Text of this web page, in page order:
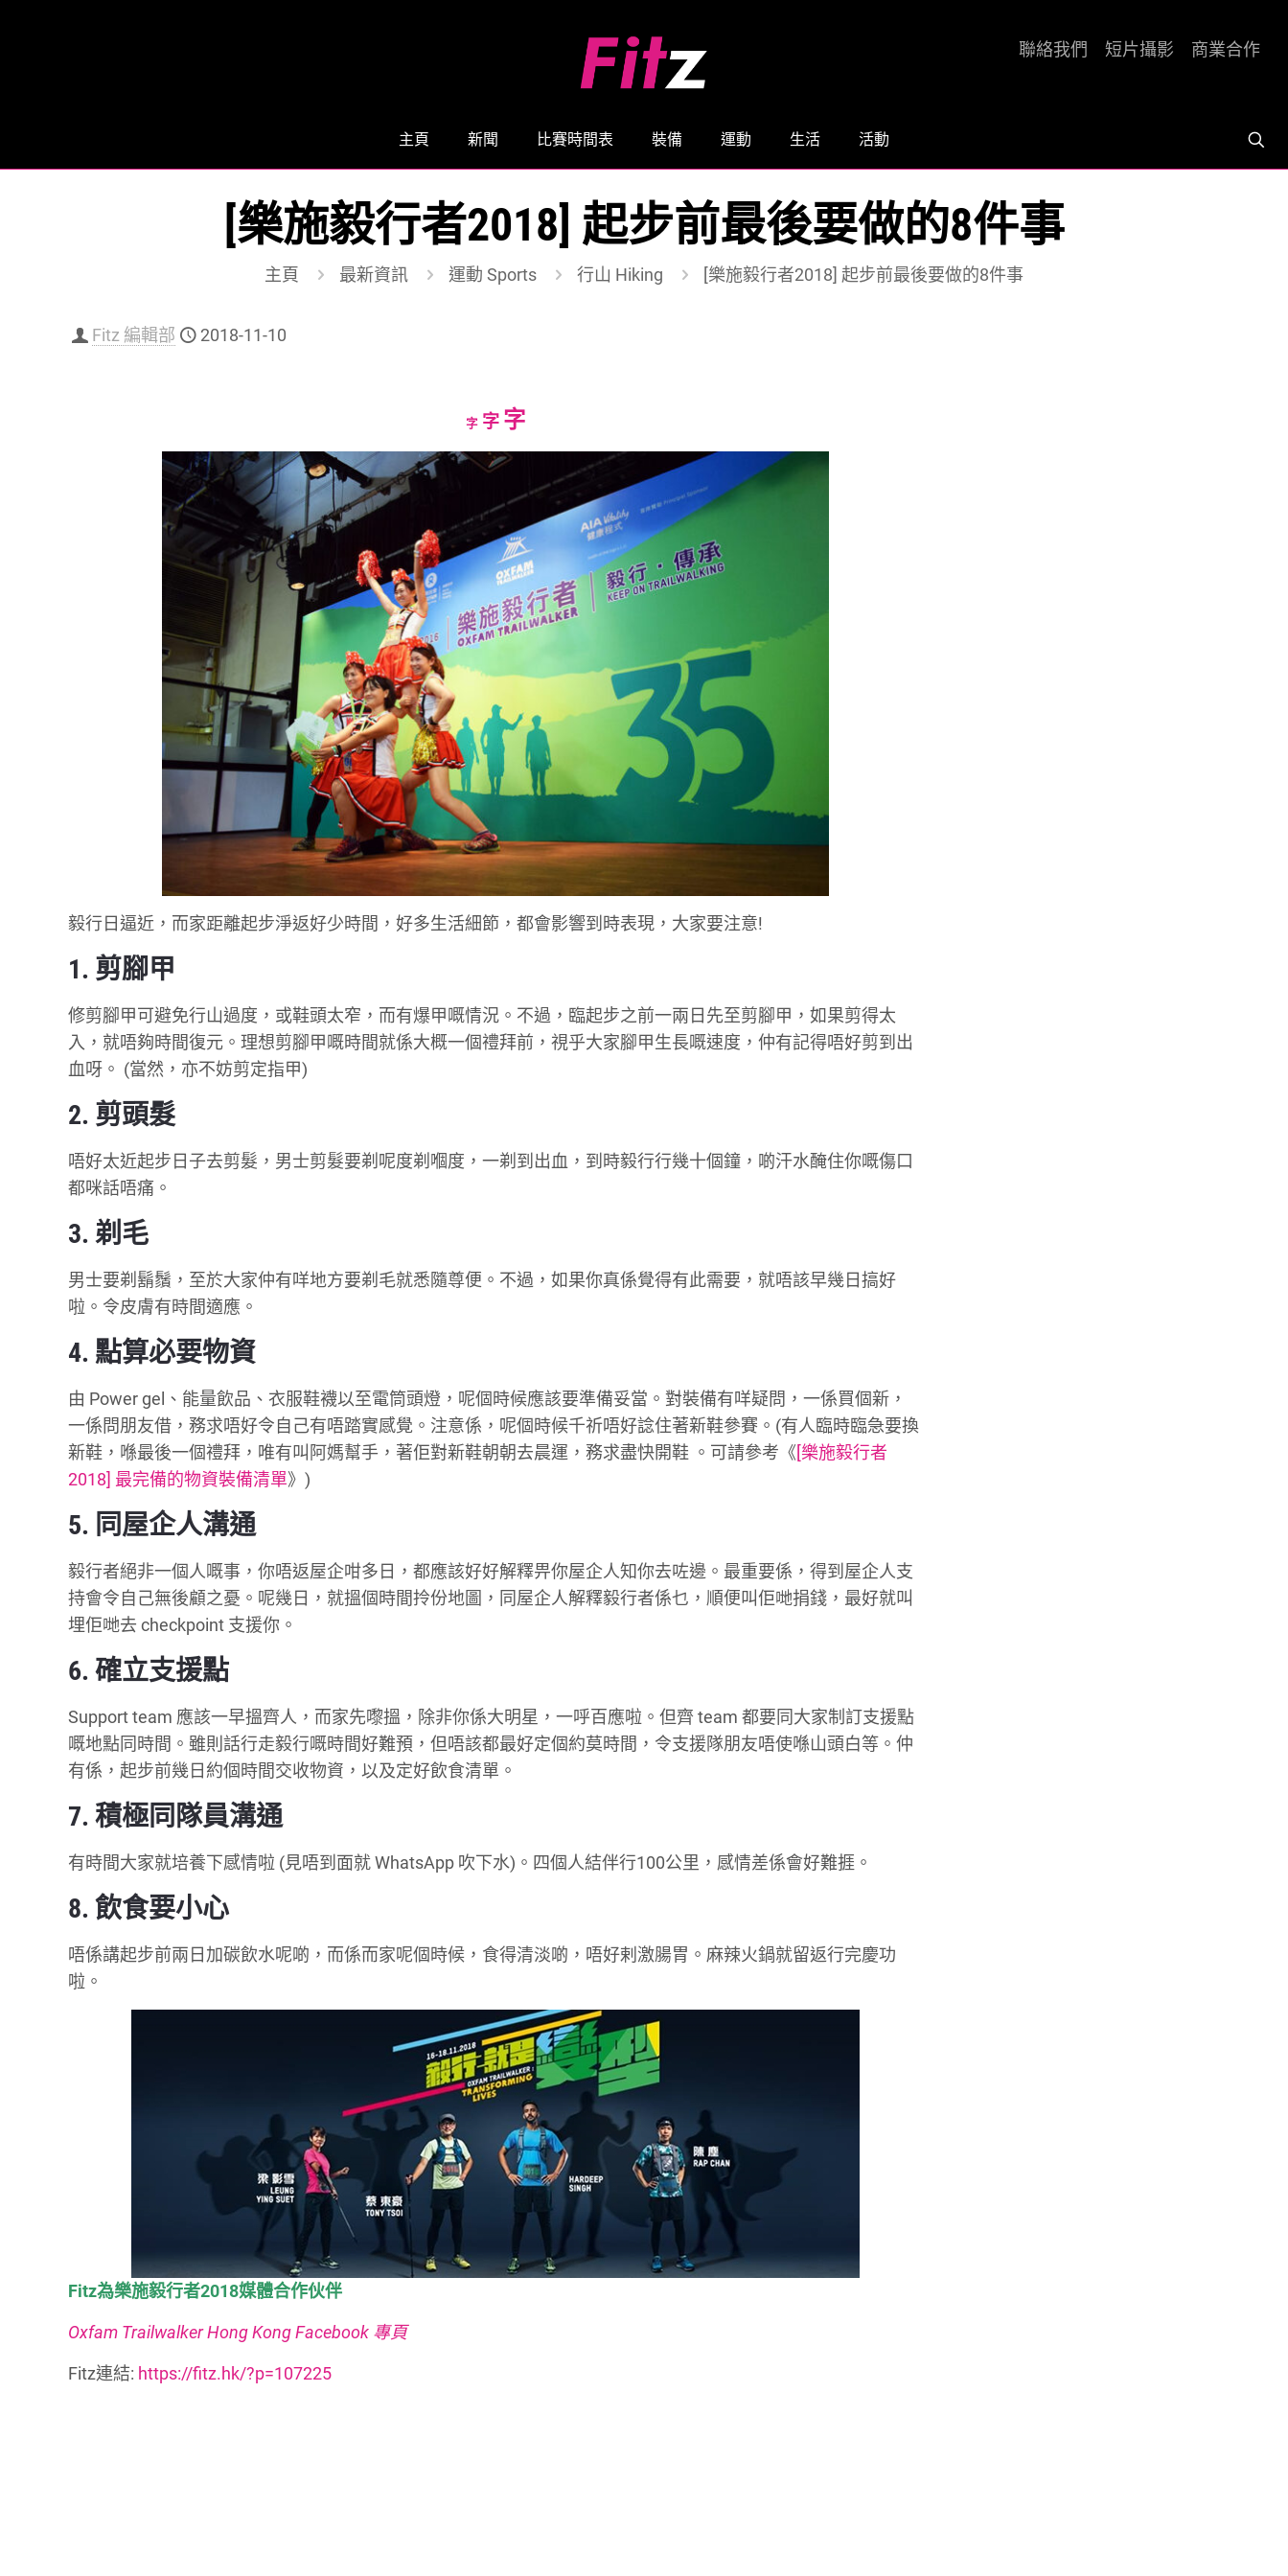
主頁 新聞 比賽時間表 裝備 運動 生活 活動
聯絡我們 短片攝影 商業合作
[樂施毅行者2018] 起步前最後要做的8件事
主頁 最新資訊 運動 Sports 行山 Hiking [樂施毅行者2018] 起步前最後要做的8件事
Fitz 編輯部 2018-11-10
字Decrease
size.
字Reset
size.
字Increase
font
size.
毅行日逼近，而家距離起步淨返好少時間，好多生活細節，都會影響到時表現，大家要注意!
1. 剪腳甲
修剪腳甲可避免行山過度，或鞋頭太窄，而有爆甲嘅情況。不過，臨起步之前一兩日先至剪腳甲，如果剪得太
入，就唔夠時間復元。理想剪腳甲嘅時間就係大概一個禮拜前，視乎大家腳甲生長嘅速度，仲有記得唔好剪到出
血呀。 (當然，亦不妨剪定指甲)
2. 剪頭髮
唔好太近起步日子去剪髮，男士剪髮要剃呢度剃嗰度，一剃到出血，到時毅行行幾十個鐘，啲汗水醃住你嘅傷口
都咪話唔痛。
3. 剃毛
男士要剃鬍鬚，至於大家仲有咩地方要剃毛就悉隨尊便。不過，如果你真係覺得有此需要，就唔該早幾日搞好
啦。令皮膚有時間適應。
4. 點算必要物資
由 Power gel、能量飲品、衣服鞋襪以至電筒頭燈，呢個時候應該要準備妥當。對裝備有咩疑問，一係買個新，
一係問朋友借，務求唔好令自己有唔踏實感覺。注意係，呢個時候千祈唔好諗住著新鞋參賽。(有人臨時臨急要換
新鞋，喺最後一個禮拜，唯有叫阿媽幫手，著佢對新鞋朝朝去晨運，務求盡快開鞋 。可請參考《[樂施毅行者
2018] 最完備的物資裝備清單》)
5. 同屋企人溝通
毅行者絕非一個人嘅事，你唔返屋企咁多日，都應該好好解釋畀你屋企人知你去咗邊。最重要係，得到屋企人支
持會令自己無後顧之憂。呢幾日，就搵個時間拎份地圖，同屋企人解釋毅行者係乜，順便叫佢哋捐錢，最好就叫
埋佢哋去 checkpoint 支援你。
6. 確立支援點
Support team 應該一早搵齊人，而家先嚟搵，除非你係大明星，一呼百應啦。但齊 team 都要同大家制訂支援點
嘅地點同時間。雖則話行走毅行嘅時間好難預，但唔該都最好定個約莫時間，令支援隊朋友唔使喺山頭白等。仲
有係，起步前幾日約個時間交收物資，以及定好飲食清單。
7. 積極同隊員溝通
有時間大家就培養下感情啦 (見唔到面就 WhatsApp 吹下水)。四個人結伴行100公里，感情差係會好難捱。
8. 飲食要小心
唔係講起步前兩日加碳飲水呢啲，而係而家呢個時候，食得清淡啲，唔好剌激腸胃。麻辣火鍋就留返行完慶功
啦。
Fitz為樂施毅行者2018媒體合作伙伴
Oxfam Trailwalker Hong Kong Facebook 專頁
Fitz連結: https://fitz.hk/?p=107225